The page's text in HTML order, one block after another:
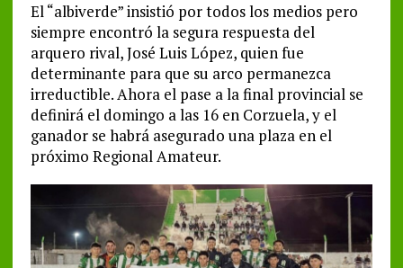
El “albiverde” insistió por todos los medios pero
siempre encontró la segura respuesta del
arquero rival, José Luis López, quien fue
determinante para que su arco permanezca
irreductible. Ahora el pase a la final provincial se
definirá el domingo a las 16 en Corzuela, y el
ganador se habrá asegurado una plaza en el
próximo Regional Amateur.